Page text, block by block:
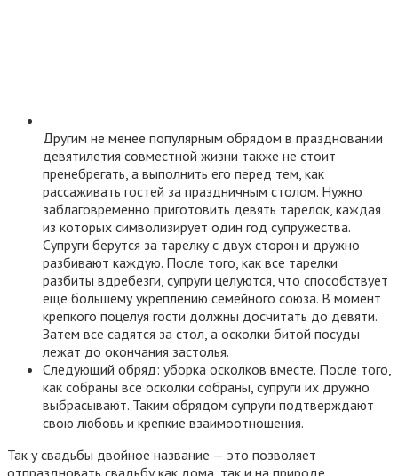
Другим не менее популярным обрядом в праздновании
девятилетия совместной жизни также не стоит
пренебрегать, а выполнить его перед тем, как
рассаживать гостей за праздничным столом. Нужно
заблаговременно приготовить девять тарелок, каждая
из которых символизирует один год супружества.
Супруги берутся за тарелку с двух сторон и дружно
разбивают каждую. После того, как все тарелки
разбиты вдребезги, супруги целуются, что способствует
ещё большему укреплению семейного союза. В момент
крепкого поцелуя гости должны досчитать до девяти.
Затем все садятся за стол, а осколки битой посуды
лежат до окончания застолья.
Следующий обряд: уборка осколков вместе. После того,
как собраны все осколки собраны, супруги их дружно
выбрасывают. Таким обрядом супруги подтверждают
свою любовь и крепкие взаимоотношения.
Так у свадьбы двойное название — это позволяет
отпраздновать свадьбу как дома, так и на природе.